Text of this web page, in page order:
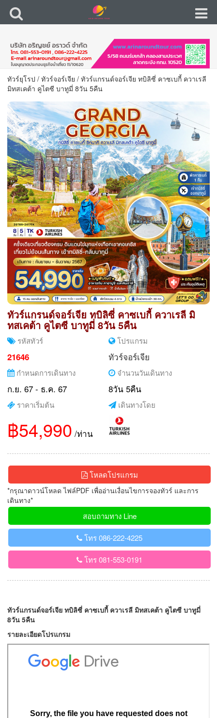
ทัวร์ยุโรป / ทัวร์จอร์เจีย / ทัวร์แกรนด์จอร์เจีย ทบิลิซี่ คาซเบกี้ ควาเรลี
มิทสเคต้า คูไตซี บาทูมี่ 8วัน 5คืน
ทัวร์แกรนด์จอร์เจีย ทบิลิซี่ คาซเบกี้ ควาเรลี มิ
ทสเคต้า คูไตซี บาทูมี่ 8วัน 5คืน
รหัสทัวร์
21646
โปรแกรม
ทัวร์จอร์เจีย
กำหนดการเดินทาง
ก.ย. 67 - ธ.ค. 67
จำนวนวันเดินทาง
8วัน 5คืน
ราคาเริ่มต้น
฿54,990 /ท่าน
เดินทางโดย
โหลดโปรแกรม
*กรุณาดาวน์โหลด ไฟล์PDF เพื่ออ่านเงื่อนไขการจองทัวร์ และการ
เดินทาง*
สอบถามทาง Line
โทร 086-222-4225
โทร 081-553-0191
ทัวร์แกรนด์จอร์เจีย ทบิลิซี่ คาซเบกี้ ควาเรลี มิทสเคต้า คูไตซี บาทูมี่
8วัน 5คืน
รายละเอียดโปรแกรม